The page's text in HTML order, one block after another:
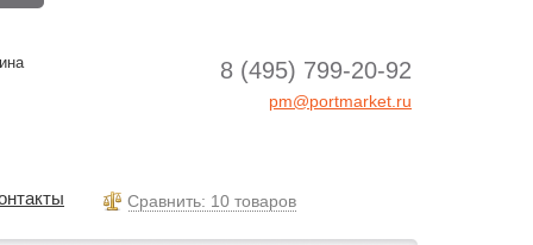
8 (495) 799-20-92
pm@portmarket.ru
Cравнить: 10 товаров